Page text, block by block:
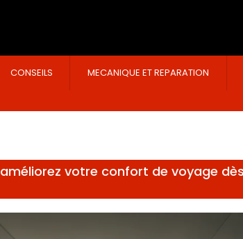
CONSEILS MECANIQUE ET REPARATION
votre confort de voyage dès